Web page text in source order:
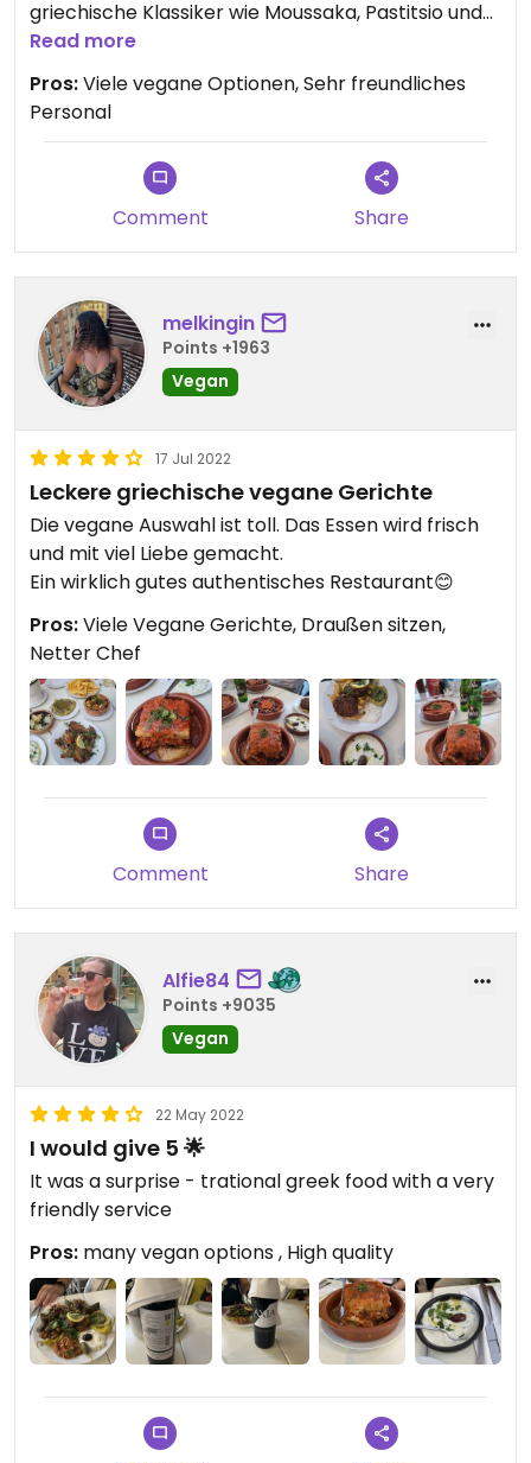
griechische Klassiker wie Moussaka, Pastitsio und
Bifteki in einer veganen Version angeboten. Das
hört sich nicht nur toll an, sondern schmeckt auch
unglaublich!
Gastfreundschaft wird hier groß geschrieben. Das
Personal ist durchweg sehr herzlich und hilfsbereit.
Das erlebt man in dieser Form sehr selten in
Deutschland.
Read more
Pros:Viele vegane Optionen, Sehr freundliches
Personal
Comment Share
melkingin
Points +1963
Vegan
17 Jul 2022
Leckere griechische vegane Gerichte
Die vegane Auswahl ist toll. Das Essen wird frisch
und mit viel Liebe gemacht.
Ein wirklich gutes authentisches Restaurant😊
Pros:Viele Vegane Gerichte, Draußen sitzen,
Netter Chef
Comment Share
Alfie84
Points +9035
Vegan
22 May 2022
I would give 5 🌟
It was a surprise - trational greek food with a very
friendly service
Pros: many vegan options , High quality